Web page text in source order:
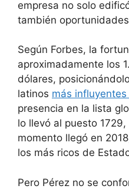
empresa no solo
también
Según Forbes, la
aproximadamente los
dólares,
latinos más
presencia en la lista
lo llevó al puesto
momento llegó en
los más ricos de
Pero Pérez no se